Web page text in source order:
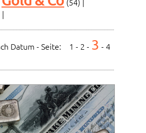
|
Datum - Seite: 1 - 2 - 3 - 4